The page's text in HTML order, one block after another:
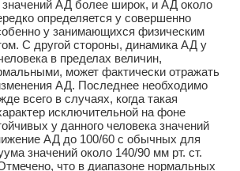
АД более широк, и АД около
определяется у совершенно
у занимающихся физическим
С другой стороны, динамика АД у
в пределах величин,
может фактически отражать
АД. Последнее необходимо
всего в случаях, когда такая
исключительной на фоне
у данного человека значений
АД до 100/60 с обычных для
значений около 140/90 мм рт. ст.
что в диапазоне нормальных